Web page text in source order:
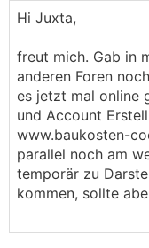
Hi Juxta,
freut mich. Gab in
anderen Foren
es jetzt mal online
und Account
www.baukosten-
parallel noch am
temporär zu
kommen, sollte